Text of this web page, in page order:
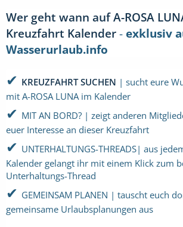
Wer geht wann auf A-ROSA
Kreuzfahrt Kalender - exklusiv
Wasserurlaub.info
✔ KREUZFAHRT SUCHEN | sucht eure
mit A-ROSA LUNA im Kalender
✔ MIT AN BORD? | zeigt anderen
euer Interesse an dieser Kreuzfahrt
✔ UNTERHALTUNGS-THREADS| aus
Kalender gelangt ihr mit einem Klick zum
Unterhaltungs-Thread
✔ GEMEINSAM PLANEN | tauscht euch
gemeinsame Urlaubsplanungen aus